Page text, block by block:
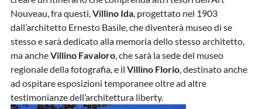
Nouveau, fra questi,Villino Ida, progettato nel 1903
dall’architetto Ernesto Basile, che diventerà museo di se
stesso e sarà dedicato alla memoria dello stesso architetto,
ma ancheVillino Favaloro, che sarà la sede del museo
regionale della fotografia, e il Villino Florio, destinato anche
ad ospitare esposizioni temporanee oltre ad altre
testimonianze dell’architettura liberty.